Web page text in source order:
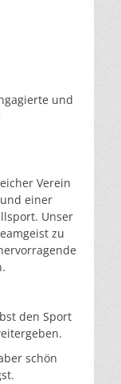
und
Verein
einer
Unser
zu
den Sport
schön